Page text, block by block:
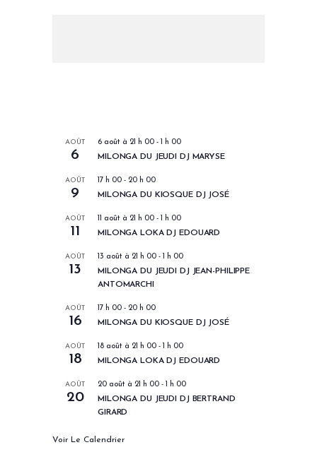
AOÛT
6
6 août à 21 h 00 - 1 h 00
MILONGA DU JEUDI DJ MARYSE
AOÛT
9
17 h 00 - 20 h 00
MILONGA DU KIOSQUE DJ JOSÉ
AOÛT
11
11 août à 21 h 00 - 1 h 00
MILONGA LOKA DJ EDOUARD
AOÛT
13
13 août à 21 h 00 - 1 h 00
MILONGA DU JEUDI DJ JEAN-PHILIPPE
ANTOMARCHI
AOÛT
16
17 h 00 - 20 h 00
MILONGA DU KIOSQUE DJ JOSÉ
AOÛT
18
18 août à 21 h 00 - 1 h 00
MILONGA LOKA DJ EDOUARD
AOÛT
20
20 août à 21 h 00 - 1 h 00
MILONGA DU JEUDI DJ BERTRAND
GIRARD
Voir Le Calendrier